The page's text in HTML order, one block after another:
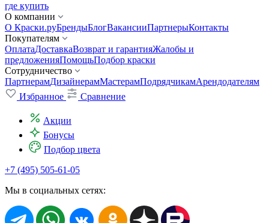
где купить
О компании
О Краски.руБрендыБлогВакансииПартнерыКонтакты
Покупателям
ОплатаДоставкаВозврат и гарантияЖалобы и
предложенияПомощьПодбор краски
Сотрудничество
ПартнерамДизайнерамМастерамПодрядчикамАрендодателям
Избранное
Сравнение
Акции
Бонусы
Подбор цвета
+7 (495) 505-61-05
Мы в социальных сетях: